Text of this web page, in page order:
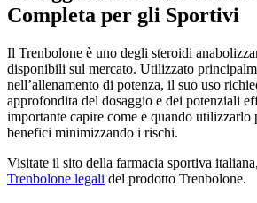
Completa per gli Sportivi
Il Trenbolone è uno degli steroidi
disponibili sul mercato. Utilizzato
nell’allenamento di potenza, il suo uso
approfondita del dosaggio e dei potenziali
importante capire come e quando utilizzarlo
benefici minimizzando i rischi.
Visitate il sito della farmacia sportiva
Trenbolone legali del prodotto Trenbolone.